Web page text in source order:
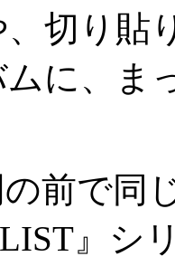
、切り貼
に、ま
前で同
』シ